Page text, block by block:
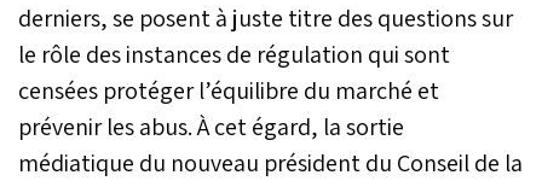
derniers, se posent à juste titre des questions sur
le rôle des instances de régulation qui sont
censées protéger l’équilibre du marché et
prévenir les abus. À cet égard, la sortie
médiatique du nouveau président du Conseil de la